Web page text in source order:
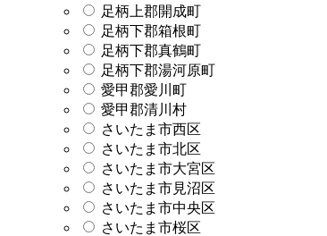
足柄上郡開成町
足柄下郡箱根町
足柄下郡真鶴町
足柄下郡湯河原町
愛甲郡愛川町
愛甲郡清川村
さいたま市西区
さいたま市北区
さいたま市大宮区
さいたま市見沼区
さいたま市中央区
さいたま市桜区